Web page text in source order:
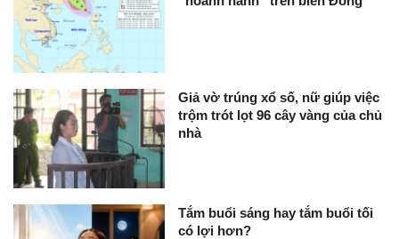
Giả vờ trúng xổ số, nữ giúp việc
trộm trót lọt 96 cây vàng của chủ
nhà
Tắm buổi sáng hay tắm buổi tối
có lợi hơn?